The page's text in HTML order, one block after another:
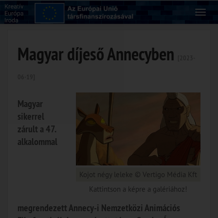
Magyar díjeső Annecyben
Kojot négy leleke © Vertigo Média Kft
Kattintson a képre a galériához!
Magyar
sikerrel
zárult a 47.
alkalommal
megrendezett Annecy-i Nemzetközi Animációs